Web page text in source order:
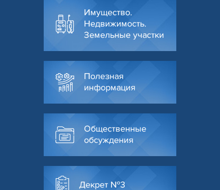
Имущество.
Недвижимость.
Земельные участки
Полезная
информация
Общественные
обсуждения
Декрет №3